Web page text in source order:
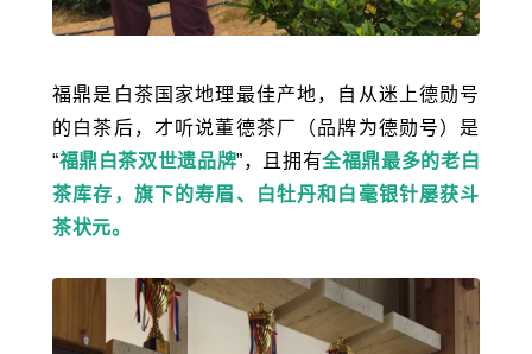
福鼎是白茶国家地理最佳产地，自从迷上德勋号
的白茶后，才听说董德茶厂（品牌为德勋号）是
“福鼎白茶双世遗品牌”，且拥有全福鼎最多的老白
茶库存，旗下的寿眉、白牡丹和白毫银针屡获斗
茶状元。